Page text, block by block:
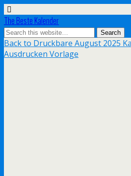
The Beste Kalender
Back to Druckbare August 2025
Ausdrucken Vorlage